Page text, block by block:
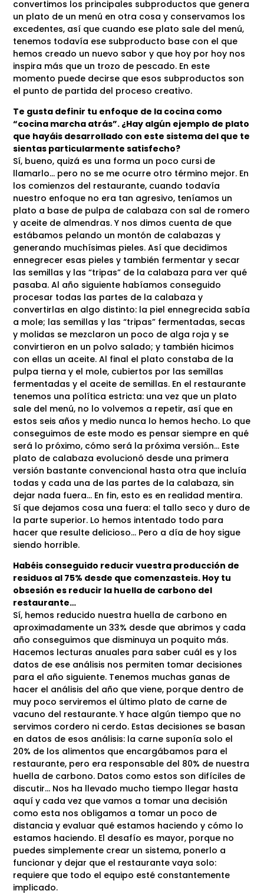
convertimos los principales subproductos que genera
un plato de un menú en otra cosa y conservamos los
excedentes, así que cuando ese plato sale del menú,
tenemos todavía ese subproducto base con el que
hemos creado un nuevo sabor y que hoy por hoy nos
inspira más que un trozo de pescado. En este
momento puede decirse que esos subproductos son
el punto de partida del proceso creativo.
Te gusta definir tu enfoque de la cocina como
“cocina marcha atrás”. ¿Hay algún ejemplo de plato
que hayáis desarrollado con este sistema del que te
sientas particularmente satisfecho?
Sí, bueno, quizá es una forma un poco cursi de
llamarlo… pero no se me ocurre otro término mejor. En
los comienzos del restaurante, cuando todavía
nuestro enfoque no era tan agresivo, teníamos un
plato a base de pulpa de calabaza con sal de romero
y aceite de almendras. Y nos dimos cuenta de que
estábamos pelando un montón de calabazas y
generando muchísimas pieles. Así que decidimos
ennegrecer esas pieles y también fermentar y secar
las semillas y las “tripas” de la calabaza para ver qué
pasaba. Al año siguiente habíamos conseguido
procesar todas las partes de la calabaza y
convertirlas en algo distinto: la piel ennegrecida sabía
a mole; las semillas y las “tripas” fermentadas, secas
y molidas se mezclaron un poco de alga roja y se
convirtieron en un polvo salado; y también hicimos
con ellas un aceite. Al final el plato constaba de la
pulpa tierna y el mole, cubiertos por las semillas
fermentadas y el aceite de semillas. En el restaurante
tenemos una política estricta: una vez que un plato
sale del menú, no lo volvemos a repetir, así que en
estos seis años y medio nunca lo hemos hecho. Lo que
conseguimos de este modo es pensar siempre en qué
será lo próximo, cómo será la próxima versión… Este
plato de calabaza evolucionó desde una primera
versión bastante convencional hasta otra que incluía
todas y cada una de las partes de la calabaza, sin
dejar nada fuera… En fin, esto es en realidad mentira.
Sí que dejamos cosa una fuera: el tallo seco y duro de
la parte superior. Lo hemos intentado todo para
hacer que resulte delicioso… Pero a día de hoy sigue
siendo horrible.
Habéis conseguido reducir vuestra producción de
residuos al 75% desde que comenzasteis. Hoy tu
obsesión es reducir la huella de carbono del
restaurante…
Sí, hemos reducido nuestra huella de carbono en
aproximadamente un 33% desde que abrimos y cada
año conseguimos que disminuya un poquito más.
Hacemos lecturas anuales para saber cuál es y los
datos de ese análisis nos permiten tomar decisiones
para el año siguiente. Tenemos muchas ganas de
hacer el análisis del año que viene, porque dentro de
muy poco serviremos el último plato de carne de
vacuno del restaurante. Y hace algún tiempo que no
servimos cordero ni cerdo. Estas decisiones se basan
en datos de esos análisis: la carne suponía solo el
20% de los alimentos que encargábamos para el
restaurante, pero era responsable del 80% de nuestra
huella de carbono. Datos como estos son difíciles de
discutir… Nos ha llevado mucho tiempo llegar hasta
aquí y cada vez que vamos a tomar una decisión
como esta nos obligamos a tomar un poco de
distancia y evaluar qué estamos haciendo y cómo lo
estamos haciendo. El desafío es mayor, porque no
puedes simplemente crear un sistema, ponerlo a
funcionar y dejar que el restaurante vaya solo:
requiere que todo el equipo esté constantemente
implicado.